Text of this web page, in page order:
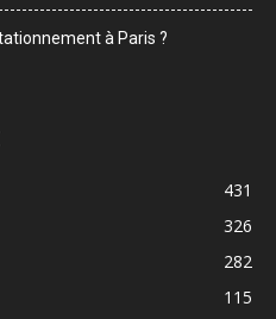
à Paris ?
431
326
282
115